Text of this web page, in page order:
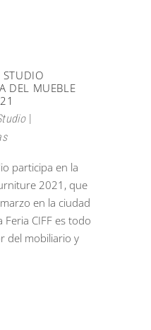
STUDIO
DEL MUEBLE
participa en la
2021, que
en la ciudad
CIFF es todo
del mobiliario y